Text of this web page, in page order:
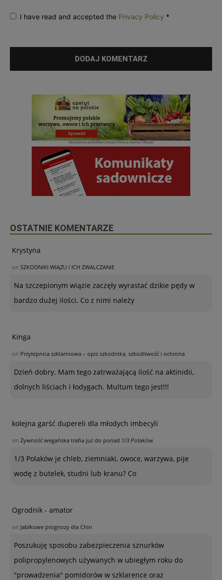
I have read and accepted the Privacy Policy *
OSTATNIE KOMENTARZE
Krystyna
on SZKODNIKI WIĄZU I ICH ZWALCZANIE
Na szczepionym wiązie zaczęły wyrastać dzikie pędy w
bardzo dużej ilości. Co z nimi należy
Kinga
on Przylepnica szklarniowa – opis szkodnika, szkodliwość i ochrona
Dzień dobry. Mam tego zatrważającą ilość na aktinidii,
dolnych liściach i łodygach. Multum tego jest!!!
kolejna garść dupereli dla młodych imbecyli
on Żywność wegańska trafia już do ponad 1/3 Polaków
1/3 Polaków je chleb, ziemniaki, owoce, warzywa, pije
wodę z butelek, studni lub kranu? Co
Ogrodnik - amator
on Jabłkowe prognozy dla Chin
Poszukuję sposobu zabezpieczenia sznurków
polipropylenowych używanych w ubiegłym roku do
"prowadzenia" pomidorów w szklarence oraz